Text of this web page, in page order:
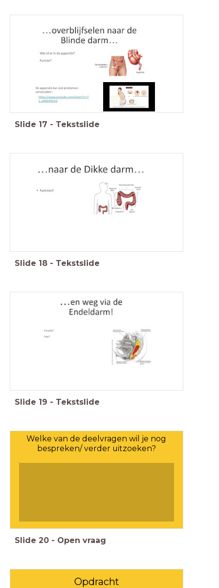
Slide 17 - Tekstslide
Slide 18 - Tekstslide
Slide 19 - Tekstslide
Welke van de deelvragen wil je nog
bespreken/ verder uitzoeken?
Slide 20 - Open vraag
Opdracht